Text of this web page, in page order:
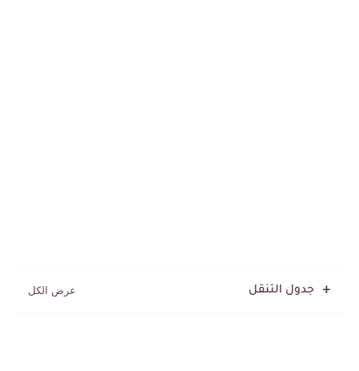
جدول التنقل